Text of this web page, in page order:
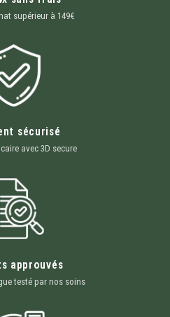
supérieur à 149€
sécurisé
avec 3D secure
approuvés
testé par nos soins